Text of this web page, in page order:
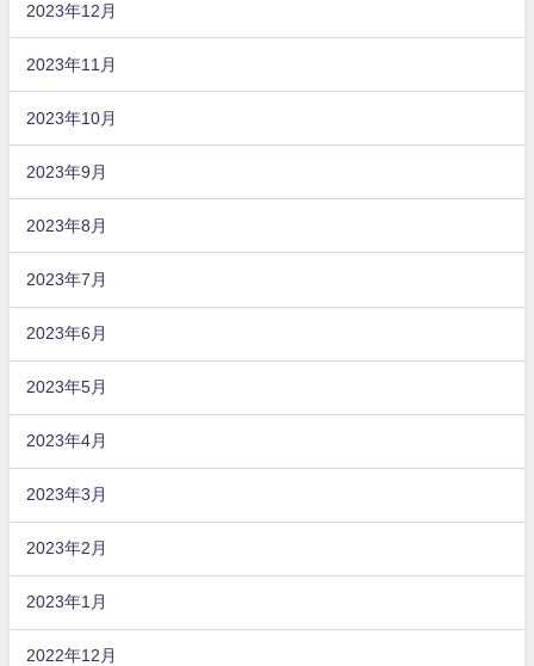
2023年12月
2023年11月
2023年10月
2023年9月
2023年8月
2023年7月
2023年6月
2023年5月
2023年4月
2023年3月
2023年2月
2023年1月
2022年12月